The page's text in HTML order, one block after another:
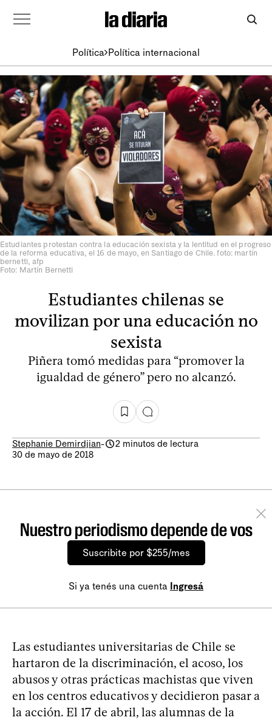
Política Política internacional
Estudiantes protestan contra la educación sexista y la lentitud en el progreso
de la reforma educativa, el 16 de mayo, en Santiago de Chile. foto: martín
bernetti, afp
Foto: Martín Bernetti
Estudiantes chilenas se
movilizan por una educación no
sexista
Piñera tomó medidas para “promover la
igualdad de género” pero no alcanzó.
Stephanie Demirdjian-
2 minutos de lectura
30 de mayo de 2018
Nuestro periodismo depende de vos
Suscribite por $255/mes
Si ya tenés una cuenta Ingresá
Las estudiantes universitarias de Chile se
hartaron de la discriminación, el acoso, los
abusos y otras prácticas machistas que viven
en los centros educativos y decidieron pasar a
la acción. El 17 de abril, las alumnas de la